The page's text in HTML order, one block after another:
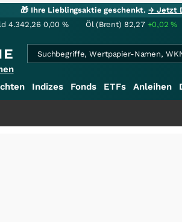
🎁 Ihre Lieblingsaktie geschenkt.→ Jetzt
4.342,26 0,00 % Öl (Brent) 82,27 +0,02%
Indizes Fonds ETFs Anleihen